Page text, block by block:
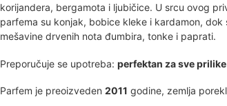
korijandera, bergamota i ljubičice. U srcu ovog
parfema su konjak, bobice kleke i kardamon, dok
mešavine drvenih nota đumbira, tonke i paprati.
Preporučuje se upotreba: perfektan za sve prilike
Parfem je preoizveden 2011 godine, zemlja